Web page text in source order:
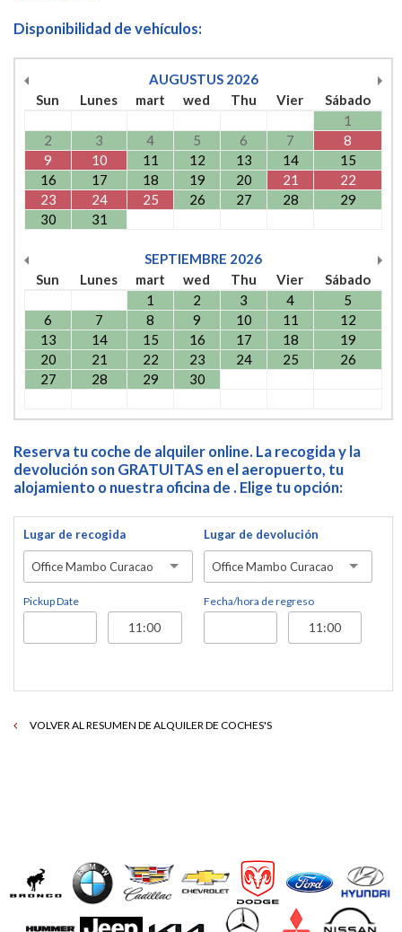
Disponibilidad de vehículos:
AUGUSTUS 2026
Sun
Lunes mart wed Thu Vier
Sábado
1
2
3 4 5 6 7
8
9
10 11 12 13 14
15
16
17 18 19 20 21
22
23
24 25 26 27 28
29
30
31
SEPTIEMBRE 2026
Sun
Lunes mart wed Thu Vier
Sábado
1
2 3 4
5
6
7 8 9 10 11
12
13
14 15 16 17 18
19
20
21 22 23 24 25
26
27
28 29 30
Reserva tu coche de alquiler online. La recogida y la
devolución son GRATUITAS en el aeropuerto, tu
alojamiento o nuestra oficina de . Elige tu opción:
Lugar de recogida
Office Mambo Curacao
Pickup Date
Lugar de devolución
Office Mambo Curacao
Fecha/hora de regreso
VOLVER AL RESUMEN DE ALQUILER DE COCHES'S